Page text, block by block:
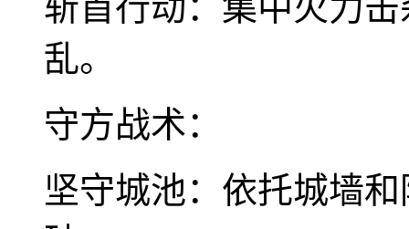
乱。
守方战术：
坚守城池：依托城墙